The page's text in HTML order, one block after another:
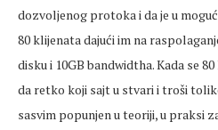
dozvoljenog protoka i da je u
80 klijenata dajući im na
disku i 10GB bandwidtha. Kada se
da retko koji sajt u stvari i troši
sasvim popunjen u teoriji, u praksi